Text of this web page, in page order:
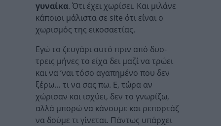
γυναίκα. Ότι έχει χωρίσει. Και μιλάνε
κάποιοι μάλιστα σε site ότι είναι ο
χωρισμός της εικοσαετίας.
Εγώ το ζευγάρι αυτό πριν από δυο-
τρεις μήνες το είχα δει μαζί να τρώει
και να ‘ναι τόσο αγαπημένο που δεν
ξέρω… τι να σας πω. Ε, τώρα αν
χώρισαν και ισχύει, δεν το γνωρίζω,
αλλά μπορώ να κάνουμε και ρεπορτάζ
να δούμε τι γίνεται. Πάντως υπάρχει